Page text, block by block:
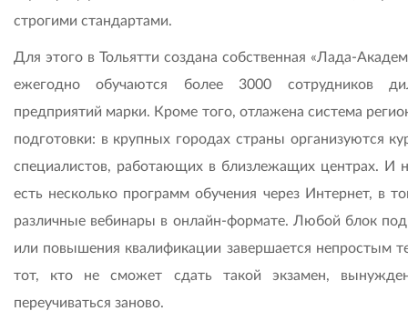
строгими стандартами.
Для этого в Тольятти создана собственная «Лада-
ежегодно обучаются более 3000 сотрудников
предприятий марки. Кроме того, отлажена система
подготовки: в крупных городах страны организуются
специалистов, работающих в близлежащих центрах. И
есть несколько программ обучения через Интернет, в
различные вебинары в онлайн-формате. Любой блок
или повышения квалификации завершается непростым
тот, кто не сможет сдать такой экзамен,
переучиваться заново.